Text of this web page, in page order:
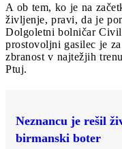
A ob tem, ko je na
življenje, pravi, da je
Dolgoletni bolničar
prostovoljni gasilec je
zbranost v najtežjih
Ptuj.
Neznancu je rešil
birmanski boter